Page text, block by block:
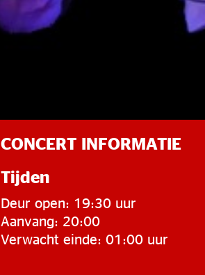
CONCERT INFORMATIE
Tijden
Deur open: 19:30 uur
Aanvang: 20:00
Verwacht einde: 01:00 uur